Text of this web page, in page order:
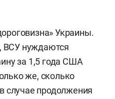
Украины.
ВСУ нуждаются
за 1,5 года США
же, сколько
случае продолжения